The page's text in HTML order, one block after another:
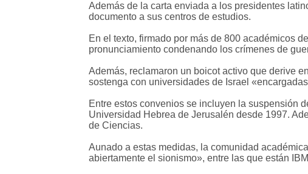
Además de la carta enviada a los presidentes
documento a sus centros de estudios.
En el texto, firmado por más de 800 académicos
pronunciamiento condenando los crímenes de
Además, reclamaron un boicot activo que derive
sostenga con universidades de Israel
Entre estos convenios se incluyen la suspensión
Universidad Hebrea de Jerusalén desde 1997.
de Ciencias.
Aunado a estas medidas, la comunidad
abiertamente el sionismo», entre las que están